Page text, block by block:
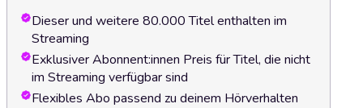
Dieser und weitere 80.000 Titel enthalten im
Streaming
Exklusiver Abonnent:innen Preis für Titel, die nicht
im Streaming verfügbar sind
Flexibles Abo passend zu deinem Hörverhalten